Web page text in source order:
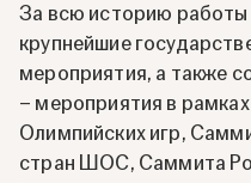
За всю историю работы
крупнейшие
мероприятия, а также
– мероприятия в
Олимпийских игр,
стран ШОС, Саммита